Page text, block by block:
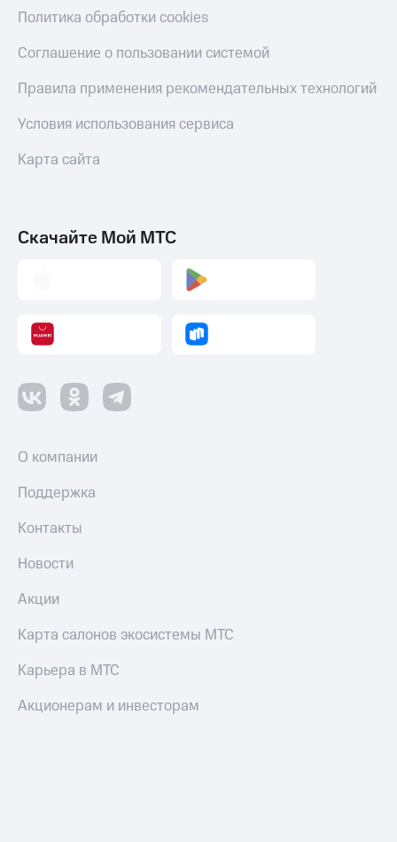
Политика обработки cookies
Соглашение о пользовании системой
Правила применения рекомендательных технологий
Условия использования сервиса
Карта сайта
Скачайте Мой МТС
О компании
Поддержка
Контакты
Новости
Акции
Карта салонов экосистемы МТС
Карьера в МТС
Акционерам и инвесторам